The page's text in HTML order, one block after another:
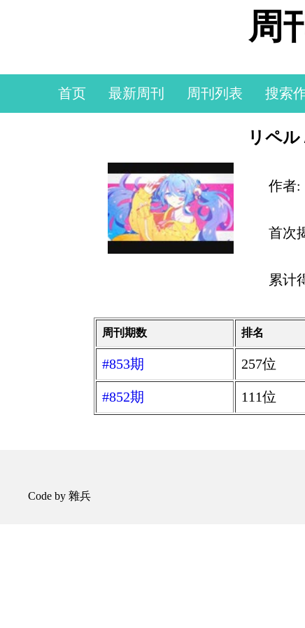
周
首页 最新周刊 周刊列表 搜索
リペル
作者:
首次
累计
周刊期数 排名
#853期 257位
#852期 111位
Code by 雜兵